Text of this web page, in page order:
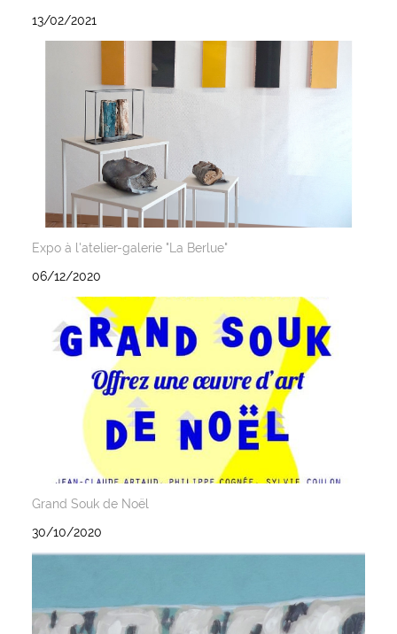
13/02/2021
Expo à l'atelier-galerie "La Berlue"
06/12/2020
Grand Souk de Noël
30/10/2020